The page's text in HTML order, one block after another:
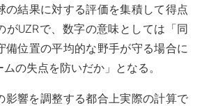
の結果に対する評価を集積して得点
がUZRで、数字の意味としては「同
備位置の平均的な野手が守る場合に
の失点を防いだか」となる。
影響を調整する都合上実際の計算で